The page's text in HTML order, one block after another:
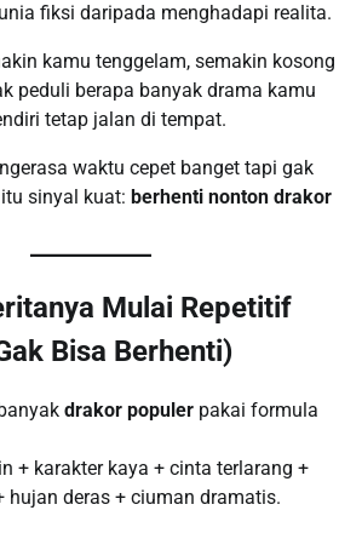
fiksi daripada menghadapi realita.
kamu tenggelam, semakin kosong
peduli berapa banyak drama kamu
tetap jalan di tempat.
waktu cepet banget tapi gak
sinyal kuat: berhenti nonton drakor
Mulai Repetitif
Bisa Berhenti)
drakor populer pakai formula
+ karakter kaya + cinta terlarang +
hujan deras + ciuman dramatis.